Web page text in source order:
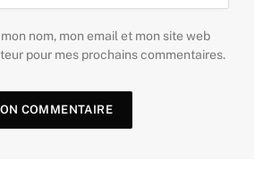
nom, mon email et mon site web
pour mes prochains commentaires.